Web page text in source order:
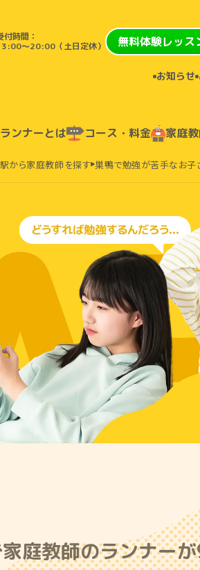
付時間：
〜20:00（土日定休）
無料体験レッス
お知らせ
ランナーとは コース・料金 家庭
から家庭教師を探す 巣鴨で勉強が苦手なお子
庭教師のランナー